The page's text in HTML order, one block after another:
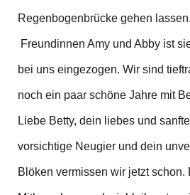
Regenbogenbrücke gehen
Freundinnen Amy und Abby ist
bei uns eingezogen. Wir sind
noch ein paar schöne Jahre mit
Liebe Betty, dein liebes und
vorsichtige Neugier und dein
Blöken vermissen wir jetzt schon.